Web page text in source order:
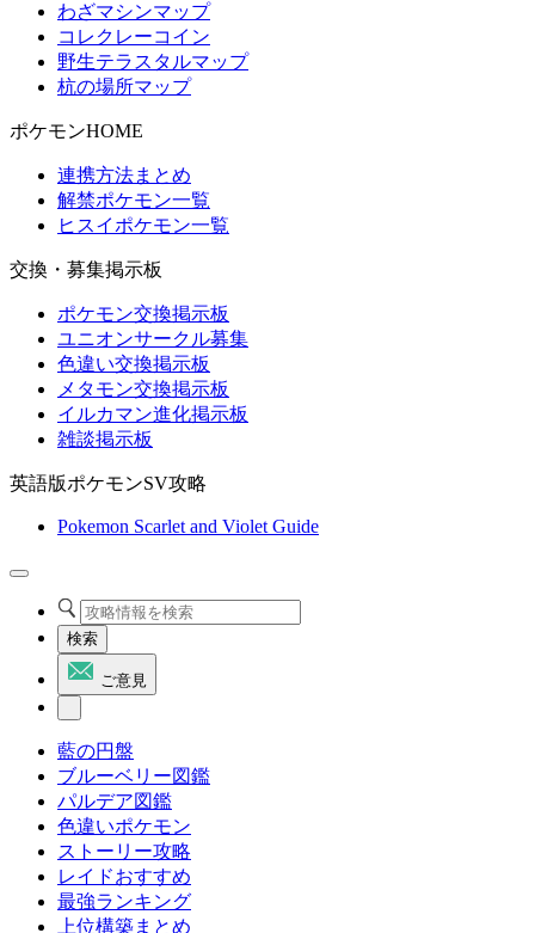
わざマシンマップ
コレクレーコイン
野生テラスタルマップ
杭の場所マップ
ポケモンHOME
連携方法まとめ
解禁ポケモン一覧
ヒスイポケモン一覧
交換・募集掲示板
ポケモン交換掲示板
ユニオンサークル募集
色違い交換掲示板
メタモン交換掲示板
イルカマン進化掲示板
雑談掲示板
英語版ポケモンSV攻略
Pokemon Scarlet and Violet Guide
検索
ご意見
藍の円盤
ブルーベリー図鑑
パルデア図鑑
色違いポケモン
ストーリー攻略
レイドおすすめ
最強ランキング
上位構築まとめ